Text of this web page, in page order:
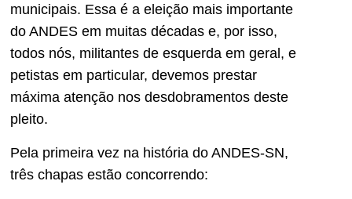
municipais. Essa é a eleição mais importante
do ANDES em muitas décadas e, por isso,
todos nós, militantes de esquerda em geral, e
petistas em particular, devemos prestar
máxima atenção nos desdobramentos deste
pleito.
Pela primeira vez na história do ANDES-SN,
três chapas estão concorrendo: